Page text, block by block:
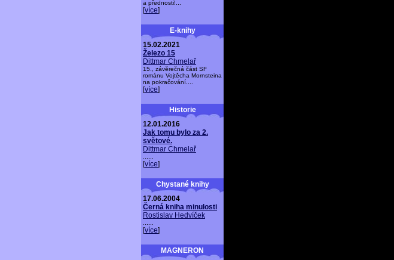
a přednosti!...
[více]
E-knihy
15.02.2021
Železo 15
Dittmar Chmelař
15., závěrečná část SF
románu Vojtěcha Mornsteina
na pokračování....
[více]
Historie
12.01.2016
Jak tomu bylo za 2.
světové.
Dittmar Chmelař
[více]
Chystané knihy
17.06.2004
Černá kniha minulosti
Rostislav Hedvíček
[více]
MAGNERON